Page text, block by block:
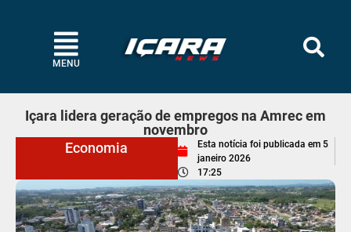
MENU
Içara lidera geração de empregos na Amrec em
novembro
Economia
Esta notícia foi publicada em 5
janeiro 2026
17:25